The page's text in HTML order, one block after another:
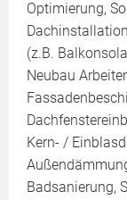
Optimierung,
(z.B.
Neubau
Kern- /
Badsanierung,